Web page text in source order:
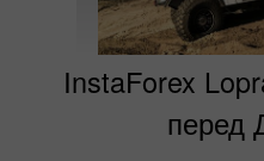
InstaForex
перед